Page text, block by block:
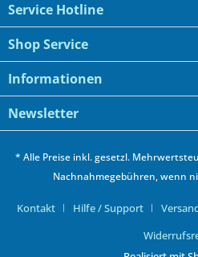
Service Hotline
Shop Service
Informationen
Newsletter
* Alle Preise inkl. gesetzl.
Nachnahmegebühren, wenn
Kontakt Hilfe / Support